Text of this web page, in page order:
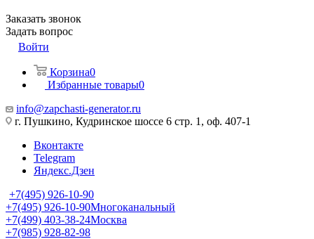
Заказать звонок
Задать вопрос
Войти
Корзина0
Избранные товары0
info@zapchasti-generator.ru
г. Пушкино, Кудринское шоссе 6 стр. 1, оф. 407-1
Вконтакте
Telegram
Яндекс.Дзен
+7(495) 926-10-90
+7(495) 926-10-90Многоканальный
+7(499) 403-38-24Москва
+7(985) 928-82-98